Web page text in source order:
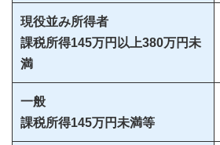
現役並み所得者
課税所得145万円以上380万円未
満
一般
課税所得145万円未満等